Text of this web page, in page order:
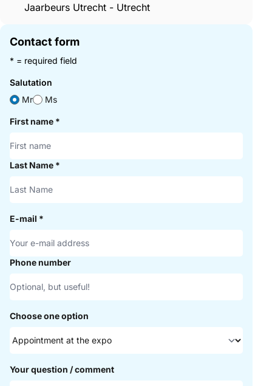
Jaarbeurs Utrecht - Utrecht
Contact form
* = required field
Salutation
Mr
Ms
First name *
Last Name *
E-mail *
Phone number
Choose one option
Your question / comment